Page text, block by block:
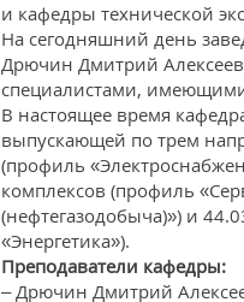
и кафедры технической
На сегодняшний день
Дрючин Дмитрий
специалистами,
В настоящее время
выпускающей по трем
(профиль
комплексов (профиль
(нефтегазодобыча)») и
«Энергетика»).
Преподаватели кафедры:
– Дрючин Дмитрий